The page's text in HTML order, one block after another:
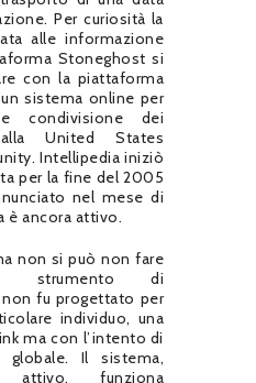
Per curiosità la
alle informazione
Stoneghost si
con la piattaforma
sistema online per
condivisione dei
United States
Intellipedia iniziò
per la fine del 2005
nel mese di
è ancora attivo.
non si può non fare
strumento di
non fu progettato per
individuo, una
ma con l’intento di
globale. Il sistema,
attivo, funziona